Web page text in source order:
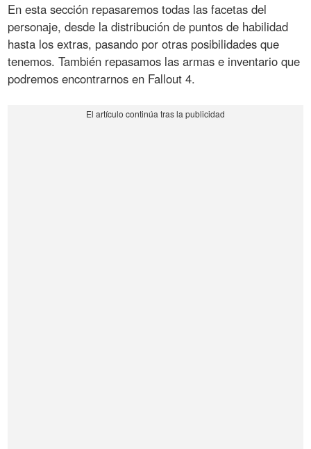
En esta sección repasaremos todas las facetas del
personaje, desde la distribución de puntos de habilidad
hasta los extras, pasando por otras posibilidades que
tenemos. También repasamos las armas e inventario que
podremos encontrarnos en Fallout 4.